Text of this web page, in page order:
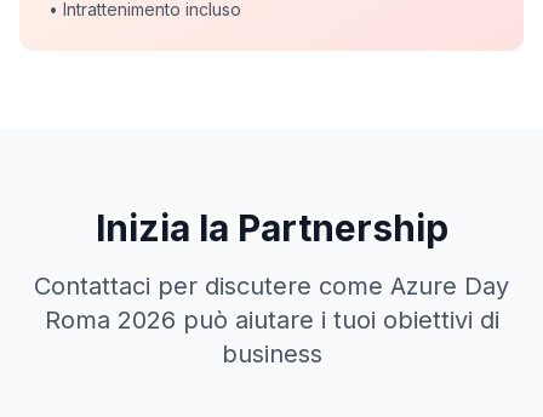
• Intrattenimento incluso
Inizia la Partnership
Contattaci per discutere come Azure Day
Roma 2026 può aiutare i tuoi obiettivi di
business